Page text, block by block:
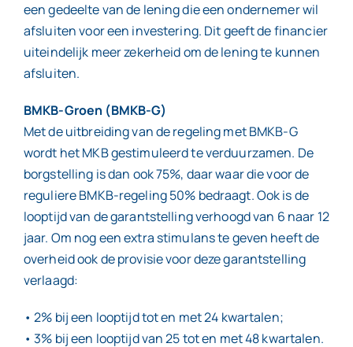
een gedeelte van de lening die een ondernemer wil
afsluiten voor een investering. Dit geeft de financier
uiteindelijk meer zekerheid om de lening te kunnen
afsluiten.
BMKB-Groen (BMKB-G)
Met de uitbreiding van de regeling met BMKB-G
wordt het MKB gestimuleerd te verduurzamen. De
borgstelling is dan ook 75%, daar waar die voor de
reguliere BMKB-regeling 50% bedraagt. Ook is de
looptijd van de garantstelling verhoogd van 6 naar 12
jaar. Om nog een extra stimulans te geven heeft de
overheid ook de provisie voor deze garantstelling
verlaagd:
• 2% bij een looptijd tot en met 24 kwartalen;
• 3% bij een looptijd van 25 tot en met 48 kwartalen.